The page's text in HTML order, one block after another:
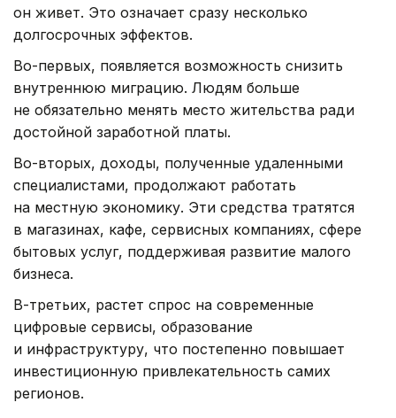
он живет. Это означает сразу несколько
долгосрочных эффектов.
Во-первых, появляется возможность снизить
внутреннюю миграцию. Людям больше
не обязательно менять место жительства ради
достойной заработной платы.
Во-вторых, доходы, полученные удаленными
специалистами, продолжают работать
на местную экономику. Эти средства тратятся
в магазинах, кафе, сервисных компаниях, сфере
бытовых услуг, поддерживая развитие малого
бизнеса.
В-третьих, растет спрос на современные
цифровые сервисы, образование
и инфраструктуру, что постепенно повышает
инвестиционную привлекательность самих
регионов.